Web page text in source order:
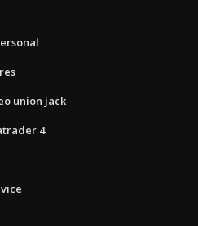
union jack
4